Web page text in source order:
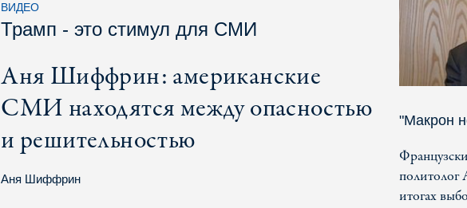
ВИДЕО
Трамп - это стимул для СМИ
Аня Шиффрин: американские
СМИ находятся между опасностью
и решительностью
Аня Шиффрин
"Макрон
политолог
итогах